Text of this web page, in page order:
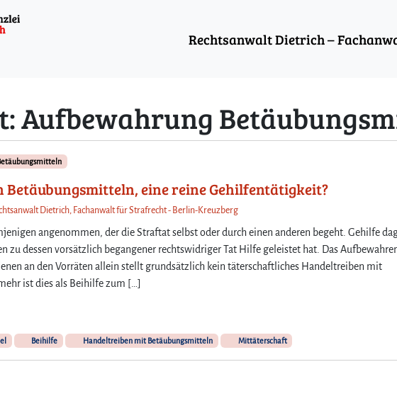
Rechtsanwalt Dietrich –
Aufbewahrung
eine reine Gehilfentätigkeit?
Dietrich, Fachanwalt für Strafrecht - Berlin-Kreuzberg
angenommen, der die Straftat selbst oder durch einen anderen begeht. Gehilfe
zu dessen vorsätzlich begangener rechtswidriger Tat Hilfe geleistet hat. Das
an den Vorräten allein stellt grundsätzlich kein täterschaftliches Handeltreiben mit
ist dies als Beihilfe zum […]
Beihilfe Handeltreiben mit Betäubungsmitteln Mittäterschaft